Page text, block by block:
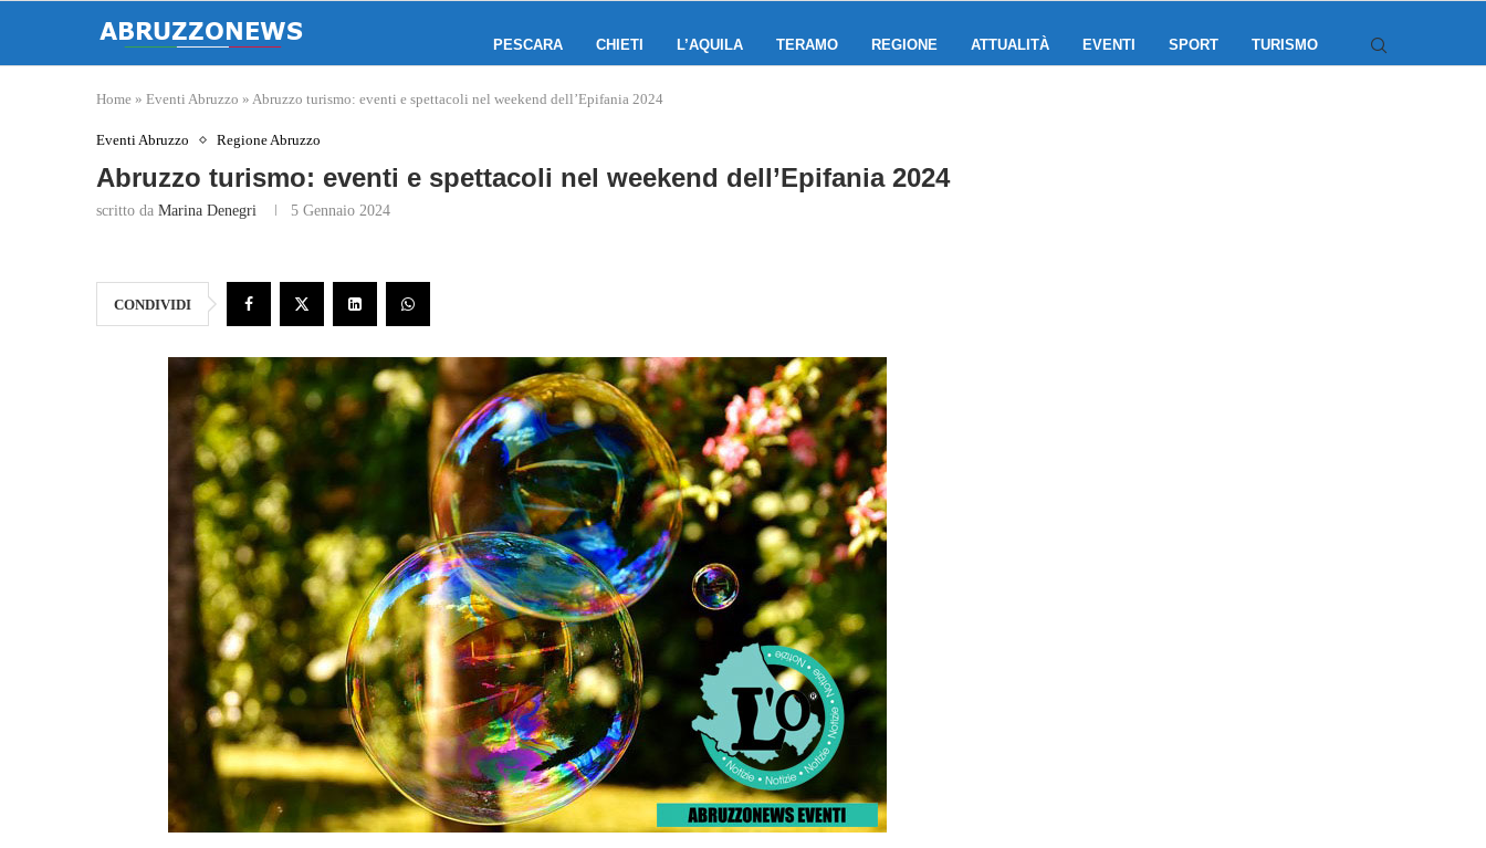
PESCARA CHIETI L’AQUILA TERAMO REGIONE ATTUALITÀ EVENTI SPORT TURISMO
Home » Eventi Abruzzo » Abruzzo turismo: eventi e spettacoli nel weekend dell’Epifania 2024
Eventi Abruzzo Regione Abruzzo
Abruzzo turismo: eventi e spettacoli nel weekend dell’Epifania 2024
scritto da Marina Denegri 5 Gennaio 2024
CONDIVIDI